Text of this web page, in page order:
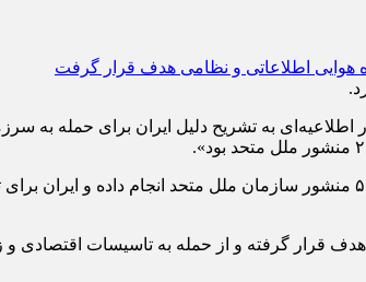
اطلاعیه‌ای به تشریح دلیل ایران برای حمله
این شورا تاکید کرد: نیروهای مسلح ایران عملیات «وعده صادق» را بر اساس ماده
هدف قرار گرفته و از حمله به تاسیسات